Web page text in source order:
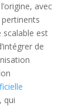
avec
scalable est
de
qui